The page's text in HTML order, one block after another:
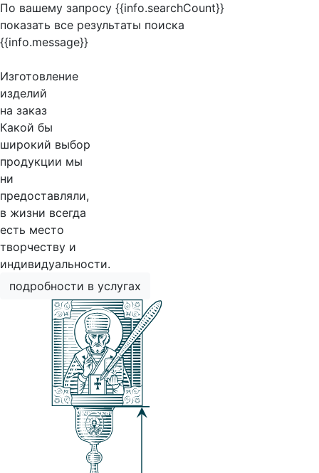
По вашему запросу {{info.searchCount}}
показать все результаты поиска
{{info.message}}
Изготовление
изделий
на заказ
Какой бы
широкий выбор
продукции мы
ни
предоставляли,
в жизни всегда
есть место
творчеству и
индивидуальности.
подробности в услугах